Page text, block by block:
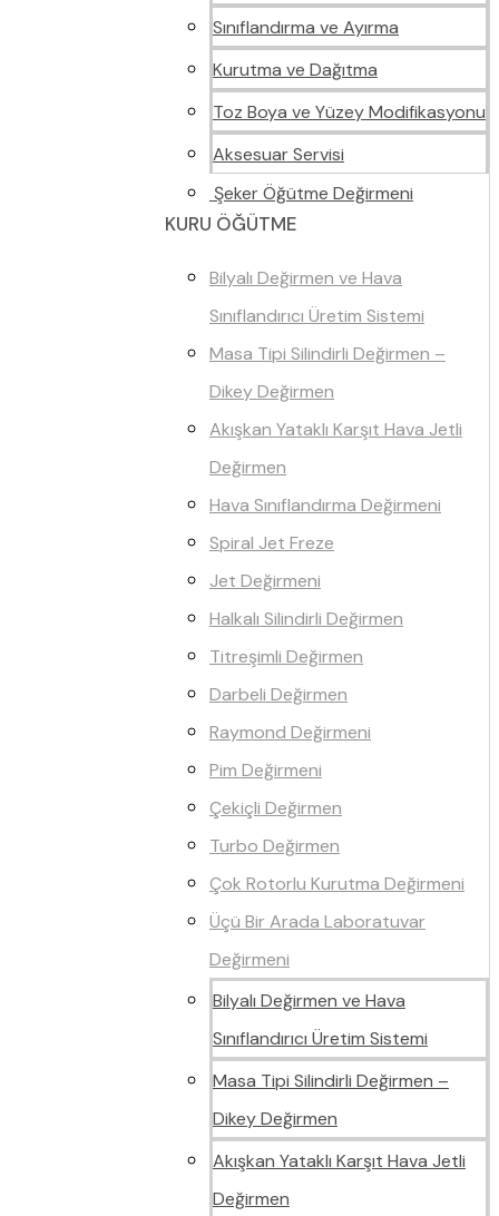
Sınıflandırma ve Ayırma
Kurutma ve Dağıtma
Toz Boya ve Yüzey Modifikasyonu
Aksesuar Servisi
Şeker Öğütme Değirmeni
KURU ÖĞÜTME
Bilyalı Değirmen ve Hava
Sınıflandırıcı Üretim Sistemi
Masa Tipi Silindirli Değirmen –
Dikey Değirmen
Akışkan Yataklı Karşıt Hava Jetli
Değirmen
Hava Sınıflandırma Değirmeni
Spiral Jet Freze
Jet Değirmeni
Halkalı Silindirli Değirmen
Titreşimli Değirmen
Darbeli Değirmen
Raymond Değirmeni
Pim Değirmeni
Çekiçli Değirmen
Turbo Değirmen
Çok Rotorlu Kurutma Değirmeni
Üçü Bir Arada Laboratuvar
Değirmeni
Bilyalı Değirmen ve Hava
Sınıflandırıcı Üretim Sistemi
Masa Tipi Silindirli Değirmen –
Dikey Değirmen
Akışkan Yataklı Karşıt Hava Jetli
Değirmen